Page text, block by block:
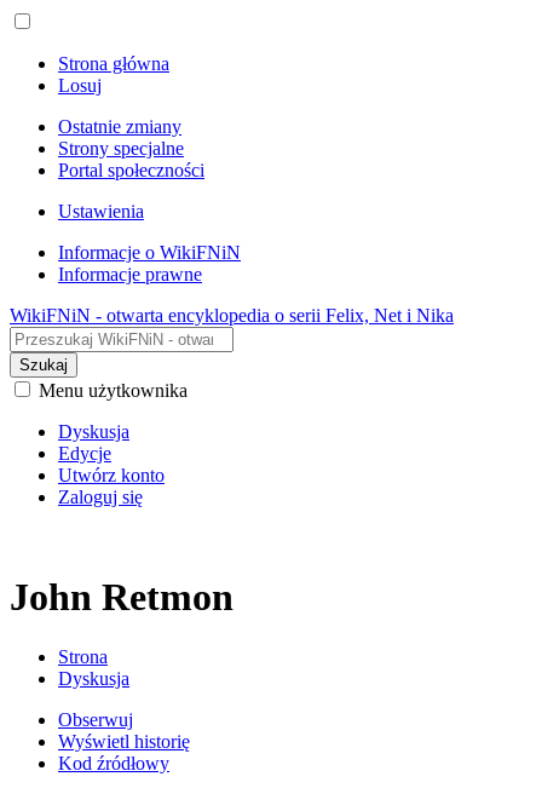
Strona główna
Losuj
Ostatnie zmiany
Strony specjalne
Portal społeczności
Ustawienia
Informacje o WikiFNiN
Informacje prawne
WikiFNiN - otwarta encyklopedia o serii Felix, Net i Nika
Szukaj
Menu użytkownika
Dyskusja
Edycje
Utwórz konto
Zaloguj się
John Retmon
Strona
Dyskusja
Obserwuj
Wyświetl historię
Kod źródłowy